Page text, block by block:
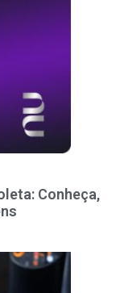
Conheça,